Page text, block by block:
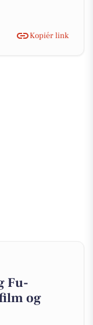
Kopiér link
Fu-
og